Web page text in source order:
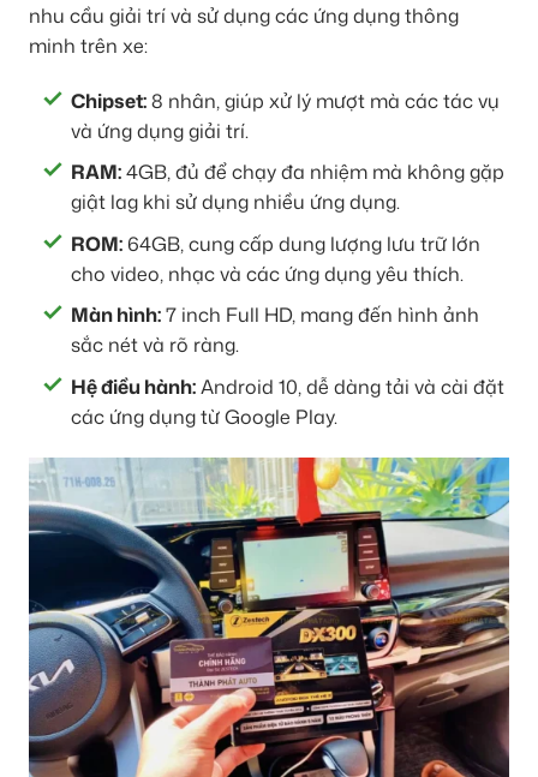
nhu cầu giải trí và sử dụng các ứng dụng thông
minh trên xe:
Chipset:8 nhân, giúp xử lý mượt mà các tác vụ
và ứng dụng giải trí.
RAM:4GB, đủ để chạy đa nhiệm mà không gặp
giật lag khi sử dụng nhiều ứng dụng.
ROM: 64GB, cung cấp dung lượng lưu trữ lớn
cho video, nhạc và các ứng dụng yêu thích.
Màn hình:7 inch Full HD, mang đến hình ảnh
sắc nét và rõ ràng.
Hệ điều hành:Android 10, dễ dàng tải và cài đặt
các ứng dụng từ Google Play.